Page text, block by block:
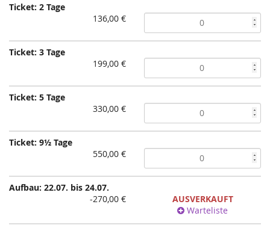
Ticket: 2 Tage
136,00 €
Ticket: 3 Tage
199,00 €
Ticket: 5 Tage
330,00 €
Ticket: 9½ Tage
550,00 €
Aufbau: 22.07. bis 24.07.
-270,00 €
AUSVERKAUFT
Warteliste